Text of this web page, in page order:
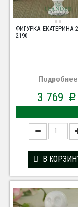
ФИГУРКА ЕКАТЕРИНА
2190
Подробнее
3 769 p
В